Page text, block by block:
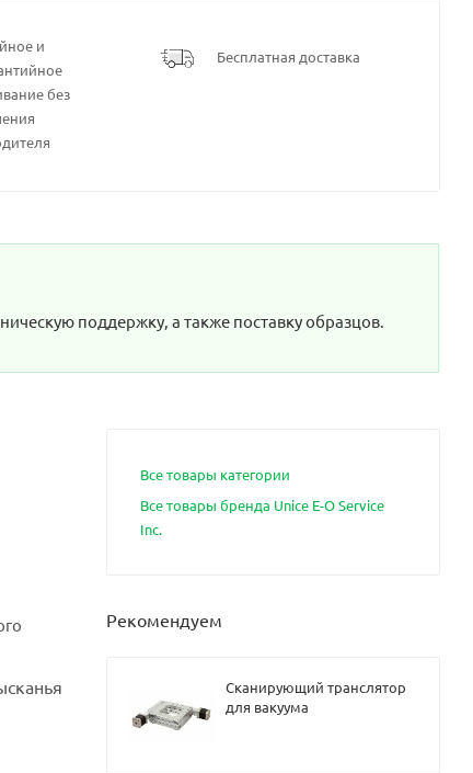
и
без
Бесплатная доставка
поддержку, а также поставку образцов.
Все товары категории
Все товары бренда Unice E-O Service
Inc.
Рекомендуем
Сканирующий транслятор
для вакуума